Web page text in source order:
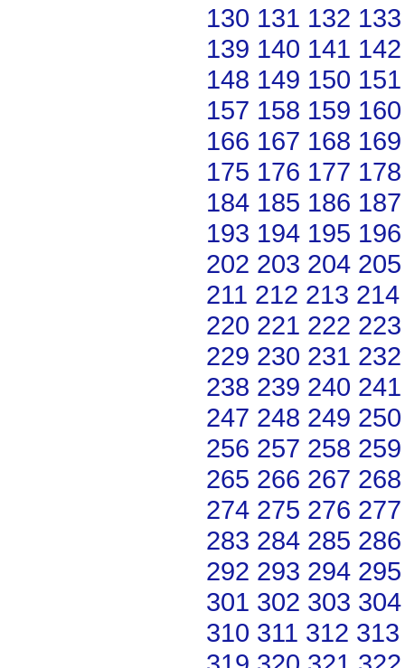
130 131 132 133
139 140 141 142
148 149 150 151
157 158 159 160
166 167 168 169
175 176 177 178
184 185 186 187
193 194 195 196
202 203 204 205
211 212 213 214
220 221 222 223
229 230 231 232
238 239 240 241
247 248 249 250
256 257 258 259
265 266 267 268
274 275 276 277
283 284 285 286
292 293 294 295
301 302 303 304
310 311 312 313